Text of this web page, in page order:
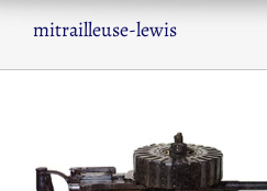
mitrailleuse-lewis